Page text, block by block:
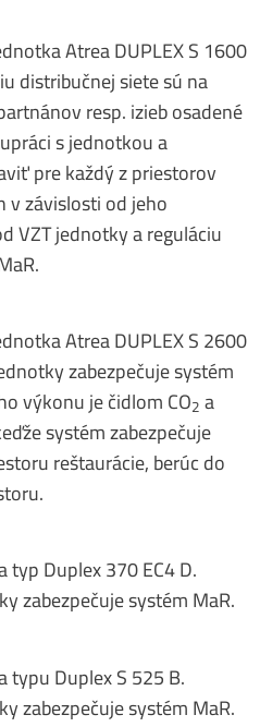
Atrea DUPLEX S 1600
distribučnej siete sú na
resp. izieb osadené
s jednotkou a
pre každý z priestorov
závislosti od jeho
VZT jednotky a reguláciu
Atrea DUPLEX S 2600
zabezpečuje systém
výkonu je čidlom CO2a
systém zabezpečuje
reštaurácie, berúc do
Duplex 370 EC4 D.
zabezpečuje systém MaR.
typu Duplex S 525 B.
zabezpečuje systém MaR.